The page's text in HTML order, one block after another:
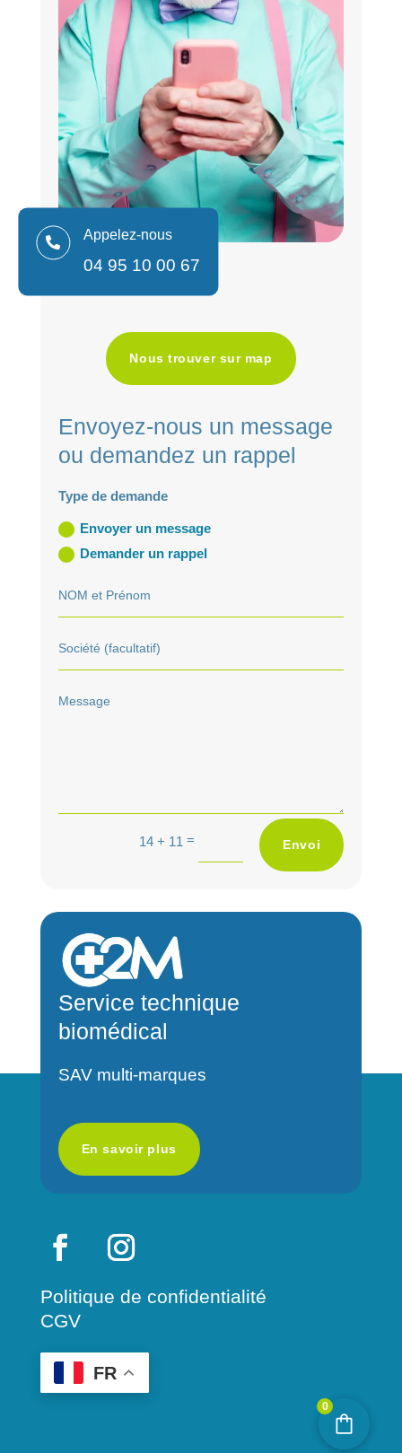
 Appelez-nous
04 95 10 00 67
Nous trouver sur map
Envoyez-nous un message
ou demandez un rappel
Type de demande
Envoyer un message
Demander un rappel
14 + 11 = Envoi
Service technique
biomédical
SAV multi-marques
En savoir plus
Politique de confidentialité
CGV
FR
0